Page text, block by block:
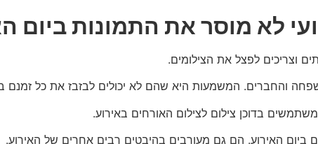
לא מוסר את התמונות ביום
וצריכים לפצל את הצילומים.
והחברים. המשמעות היא שהם לא יכולים לבזבז את כל זמנם
בדוכן צילום לצילום האורחים באירוע.
ביום האירוע. הם גם מעורבים בהיבטים רבים אחרים של האירוע.